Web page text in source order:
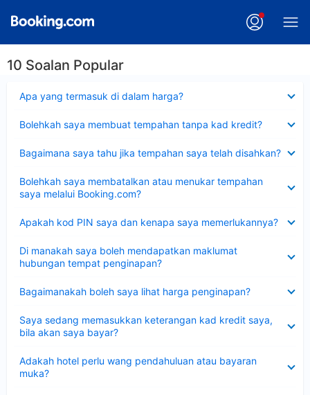
10 Soalan Popular
Apa yang termasuk di dalam harga?
Bolehkah saya membuat tempahan tanpa kad kredit?
Bagaimana saya tahu jika tempahan saya telah disahkan?
Bolehkah saya membatalkan atau menukar tempahan
saya melalui Booking.com?
Apakah kod PIN saya dan kenapa saya memerlukannya?
Di manakah saya boleh mendapatkan maklumat
hubungan tempat penginapan?
Bagaimanakah boleh saya lihat harga penginapan?
Saya sedang memasukkan keterangan kad kredit saya,
bila akan saya bayar?
Adakah hotel perlu wang pendahuluan atau bayaran
muka?